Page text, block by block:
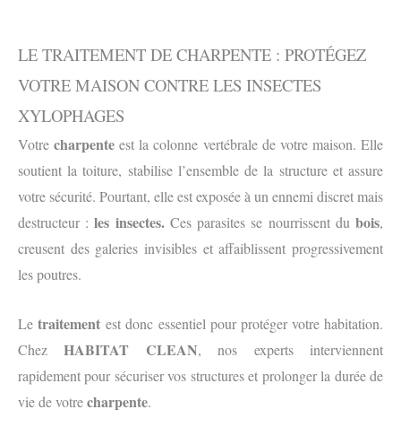
LE TRAITEMENT DE CHARPENTE : PROTÉGEZ
VOTRE MAISON CONTRE LES INSECTES
XYLOPHAGES
Votrecharpente est la colonne vertébrale de votre maison. Elle
soutient la toiture, stabilise l’ensemble de la structure et assure
votre sécurité. Pourtant, elle est exposée à un ennemi discret mais
destructeur : les insectes.Ces parasites se nourrissent dubois,
creusent des galeries invisibles et affaiblissent progressivement
les poutres.
Letraitement est donc essentiel pour protéger votre habitation.
ChezHABITAT CLEAN, nos experts interviennent
rapidement pour sécuriser vos structures et prolonger la durée de
vie de votrecharpente.